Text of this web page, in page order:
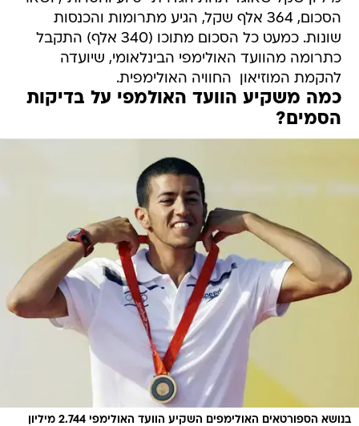
הסכום, 364 אלף שקל, הגיע מתרומות והכנסות
שונות. כמעט כל הסכום מתוכו (340 אלף) התקבל
כתרומה מהוועד האולימפי הבינלאומי, שיועדה
להקמת המוזיאון  החוויה האולימפית.
כמה משקיע הוועד האולמפי על בדיקות
הסמים?
בנושא הספורטאים האולימפים השקיע הוועד האולימפי 2.744 מיליון